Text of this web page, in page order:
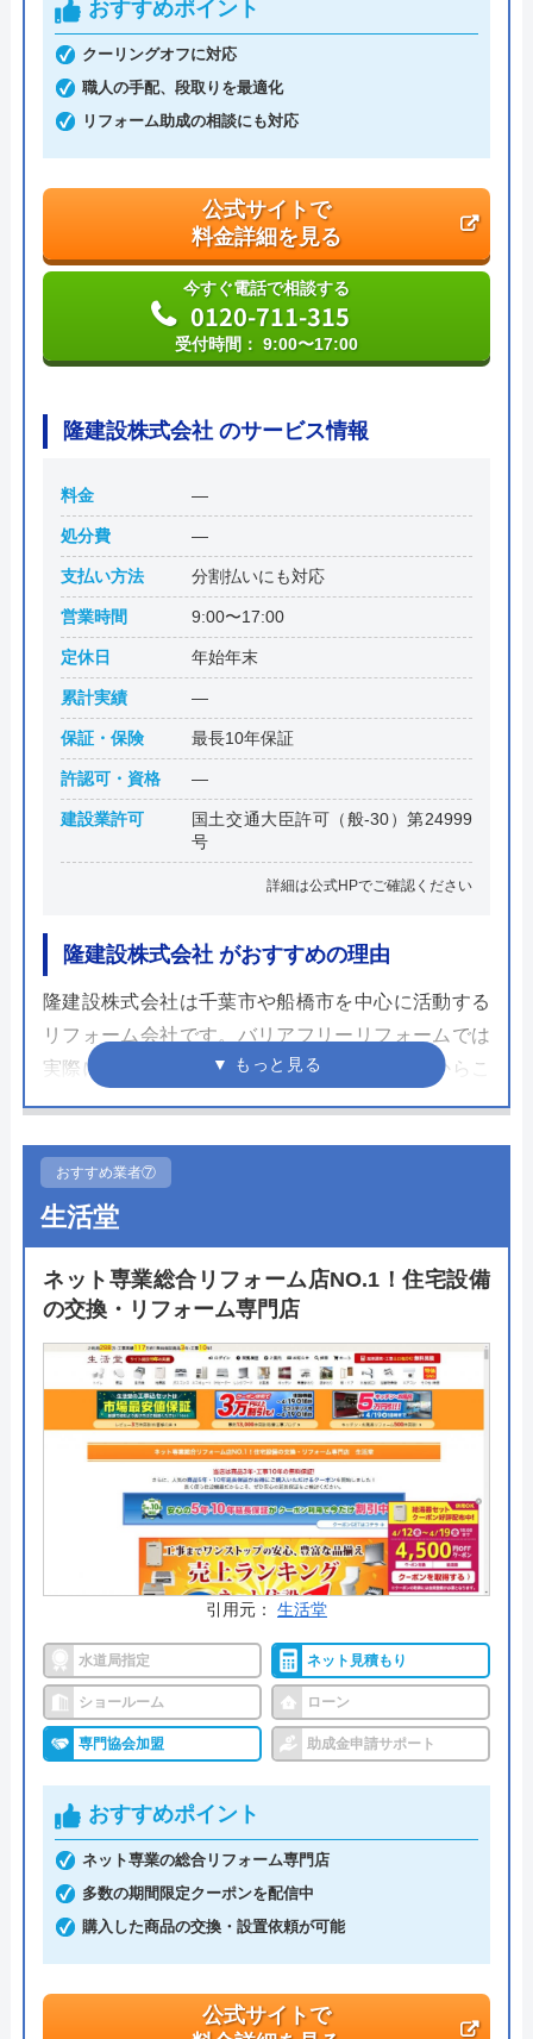
創業・設立 平成4年6月1日創業
本社所在地
〒542-0066
大阪府大阪市中央区瓦屋町3丁目7-3 イ
おすすめポイント
クーリングオフに対応
職人の手配、段取りを最適化
リフォーム助成の相談にも対応
公式サイトで
料金詳細を見る
今すぐ電話で相談する
0120-711-315
受付時間： 9:00〜17:00
隆建設株式会社 のサービス情報
料金 ―
処分費 ―
支払い方法 分割払いにも対応
営業時間 9:00〜17:00
定休日 年始年末
累計実績 ―
保証・保険 最長10年保証
許認可・資格 ―
建設業許可
国土交通大臣許可（般-30）第24999
号
詳細は公式HPでご確認ください
隆建設株式会社 がおすすめの理由
隆建設株式会社は千葉市や船橋市を中心に活動する
リフォーム会社です。バリアフリーリフォームでは
実際に使用するユーザーのことを考えているからこ
そできる提案をしてくれます。豊富な経験を活かし
集団が施工します。
簡単そうで実は難しい"あたり前の仕事をあたり前に
する"ということ。見えない部分を含めた細部へのこ
だわりは施工だけでなくアフターフォローにまで表
て、責任者直通の「絆コール」でいつでもサポート
してくれます。
公式サイトで
料金詳細を見る
今すぐ電話で相談する
0120-711-315
受付時間： 9:00〜17:00
隆建設株式会社 の基本情報
運営会社 隆建設株式会社
創業・設立 平成11年7月7日設立
本社所在地
〒264-0026
千葉県千葉市若葉区西都賀3-6-17
おすすめ業者⑦
生活堂
ネット専業総合リフォーム店NO.1！住宅設備
の交換・リフォーム専門店
引用元： 生活堂
水道局指定 ネット見積もり
ショールーム ローン
専門協会加盟 助成金申請サポート
おすすめポイント
ネット専業の総合リフォーム専門店
多数の期間限定クーポンを配信中
購入した商品の交換・設置依頼が可能
公式サイトで